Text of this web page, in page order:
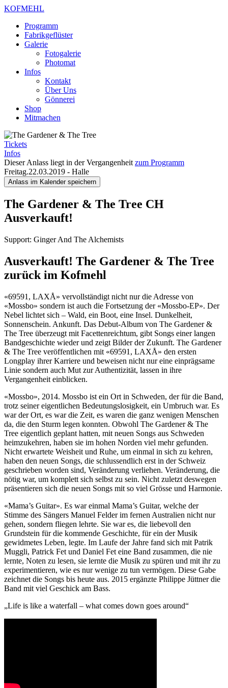
KOFMEHL
Programm
Fabrikgeflüster
Galerie
Fotogalerie
Photomat
Infos
Kontakt
Über Uns
Gönnerei
Shop
Mitmachen
Tickets
Infos
Dieser Anlass liegt in der Vergangenheit zum Programm
Freitag.22.03.2019 - Halle
Anlass im Kalender speichern
The Gardener & The Tree CH
Ausverkauft!
Support: Ginger And The Alchemists
Ausverkauft! The Gardener & The Tree
zurück im Kofmehl
«69591, LAXÅ» vervollständigt nicht nur die Adresse von
«Mossbo» sondern ist auch die Fortsetzung der «Mossbo-EP». Der
Nebel lichtet sich – Wald, ein Boot, eine Insel. Dunkelheit,
Sonnenschein. Ankunft. Das Debut-Album von The Gardener &
The Tree überzeugt mit Facettenreichtum, gibt Songs einer langen
Bandgeschichte wieder und zeigt Bilder der Zukunft. The Gardener
& The Tree veröffentlichen mit «69591, LAXÅ» den ersten
Longplay ihrer Karriere und beweisen nicht nur eine einprägsame
Linie sondern auch Mut zur Authentizität, lassen in ihre
Vergangenheit einblicken.
«Mossbo», 2014. Mossbo ist ein Ort in Schweden, der für die Band,
trotz seiner eigentlichen Bedeutungslosigkeit, ein Umbruch war. Es
war der Ort, es war die Zeit, es waren die ganz wenigen Menschen
da, die den Sturm legen konnten. Obwohl The Gardener & The
Tree eigentlich geplant hatten, mit neuen Songs aus Schweden
heimzukehren, haben sie im hohen Norden viel mehr gefunden.
Nicht erwartete Weisheit und Ruhe, um einmal in sich zu kehren,
haben den neuen Songs, die schlussendlich erst in der Schweiz
geschrieben worden sind, Veränderung verliehen. Veränderung, die
nötig war, um komplett sich selbst zu sein. Nicht zuletzt deswegen
präsentieren sich die neuen Songs mit so viel Grösse und Harmonie.
«Mama’s Guitar». Es war einmal Mama’s Guitar, welche der
Stimme des Sängers Manuel Felder im fernen Australien nicht nur
gehen, sondern fliegen lehrte. Sie war es, die liebevoll den
Grundstein für die kommende Geschichte, für ein der Musik
gewidmetes Leben, legte. Im Laufe der Jahre fand sich mit Patrik
Muggli, Patrick Fet und Daniel Fet eine Band zusammen, die nie
lernte, Noten zu lesen, sie lernte die Musik zu spüren und mit ihr zu
experimentieren, wie es nur wenige zu tun vermögen. Diese Gabe
zeichnet die Songs bis heute aus. 2015 ergänzte Philippe Jüttner die
Band mit viel Geschick am Bass.
„Life is like a waterfall – what comes down goes around“